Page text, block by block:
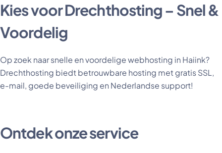
Kies voor Drechthosting – Snel &
Voordelig
Op zoek naar snelle en voordelige webhosting in Haiink?
Drechthosting biedt betrouwbare hosting met gratis SSL,
e-mail, goede beveiliging en Nederlandse support!
Ontdek onze service